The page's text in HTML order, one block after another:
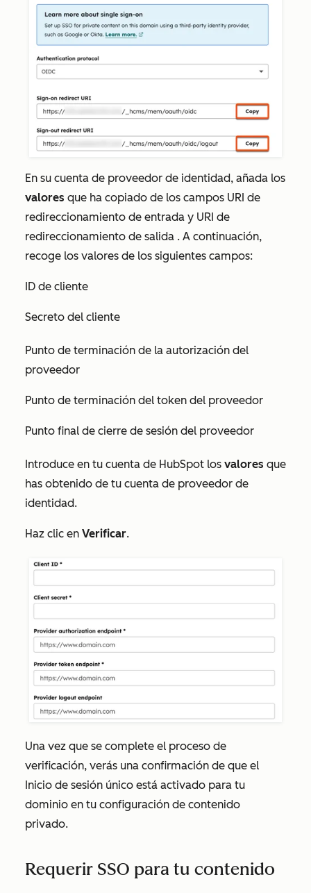
En su cuenta de proveedor de identidad, añada los
valores que ha copiado de los campos URI de
redireccionamiento de entrada y URI de
redireccionamiento de salida . A continuación,
recoge los valores de los siguientes campos:
ID de cliente
Secreto del cliente
Punto de terminación de la autorización del
proveedor
Punto de terminación del token del proveedor
Punto final de cierre de sesión del proveedor
Introduce en tu cuenta de HubSpot los valores que
has obtenido de tu cuenta de proveedor de
identidad.
Haz clic en Verificar.
Una vez que se complete el proceso de
verificación, verás una confirmación de que el
Inicio de sesión único está activado para tu
dominio en tu configuración de contenido
privado.
Requerir SSO para tu contenido